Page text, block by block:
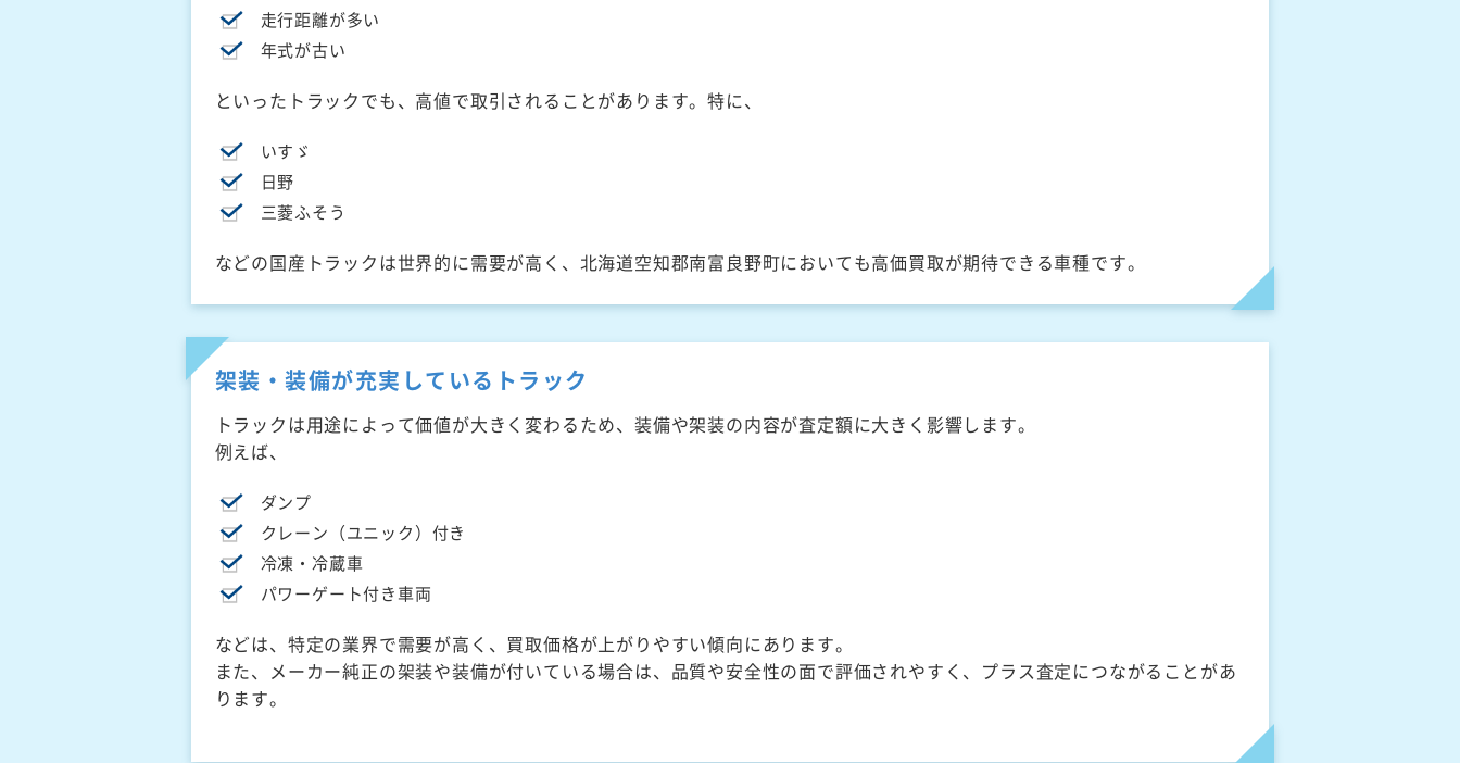
走行距離が多い
年式が古い
といったトラックでも、高値で取引されることがあります。特に、
いすゞ
日野
三菱ふそう
などの国産トラックは世界的に需要が高く、北海道空知郡南富良野町においても高価買取が期待できる車種です。
架装・装備が充実しているトラック
トラックは用途によって価値が大きく変わるため、装備や架装の内容が査定額に大きく影響します。
例えば、
ダンプ
クレーン（ユニック）付き
冷凍・冷蔵車
パワーゲート付き車両
などは、特定の業界で需要が高く、買取価格が上がりやすい傾向にあります。
また、メーカー純正の架装や装備が付いている場合は、品質や安全性の面で評価されやすく、プラス査定につながることがあ
ります。